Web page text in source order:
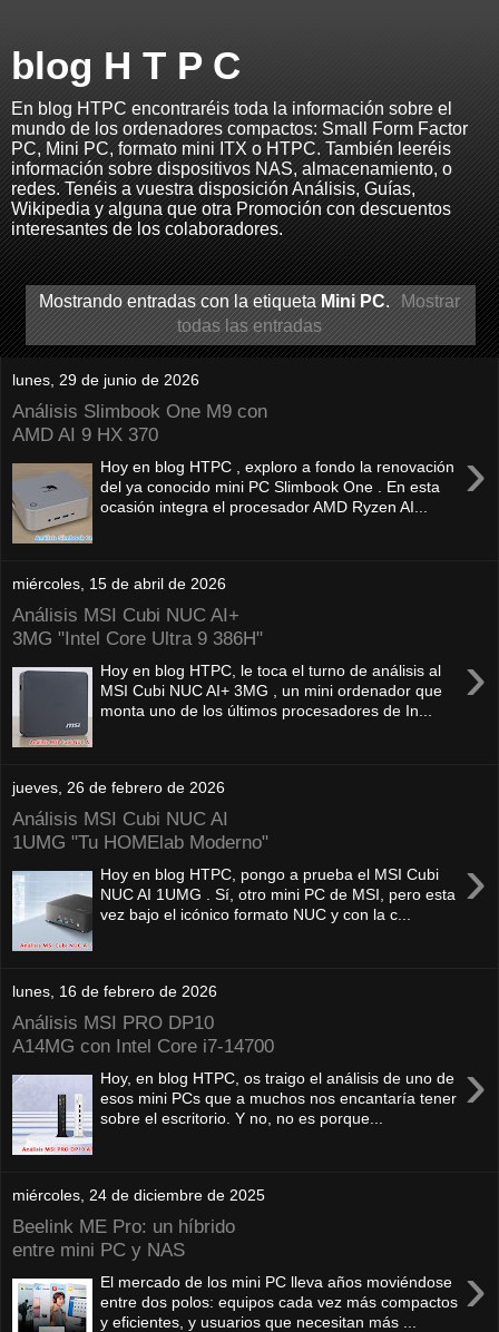
blog H T P C
En blog HTPC encontraréis toda la información sobre el
mundo de los ordenadores compactos: Small Form Factor
PC, Mini PC, formato mini ITX o HTPC. También leeréis
información sobre dispositivos NAS, almacenamiento, o
redes. Tenéis a vuestra disposición Análisis, Guías,
Wikipedia y alguna que otra Promoción con descuentos
interesantes de los colaboradores.
Mostrando entradas con la etiquetaMini PC. Mostrar
todas las entradas
lunes, 29 de junio de 2026
Análisis Slimbook One M9 con
AMD AI 9 HX 370
›
Hoy en blog HTPC , exploro a fondo la renovación
del ya conocido mini PC Slimbook One . En esta
ocasión integra el procesador AMD Ryzen AI...
miércoles, 15 de abril de 2026
Análisis MSI Cubi NUC AI+
3MG "Intel Core Ultra 9 386H"
›
Hoy en blog HTPC, le toca el turno de análisis al
MSI Cubi NUC AI+ 3MG , un mini ordenador que
monta uno de los últimos procesadores de In...
jueves, 26 de febrero de 2026
Análisis MSI Cubi NUC AI
1UMG "Tu HOMElab Moderno"
›
Hoy en blog HTPC, pongo a prueba el MSI Cubi
NUC AI 1UMG . Sí, otro mini PC de MSI, pero esta
vez bajo el icónico formato NUC y con la c...
lunes, 16 de febrero de 2026
Análisis MSI PRO DP10
A14MG con Intel Core i7-14700
›
Hoy, en blog HTPC, os traigo el análisis de uno de
esos mini PCs que a muchos nos encantaría tener
sobre el escritorio. Y no, no es porque...
miércoles, 24 de diciembre de 2025
Beelink ME Pro: un híbrido
entre mini PC y NAS
›
El mercado de los mini PC lleva años moviéndose
entre dos polos: equipos cada vez más compactos
y eficientes, y usuarios que necesitan más ...